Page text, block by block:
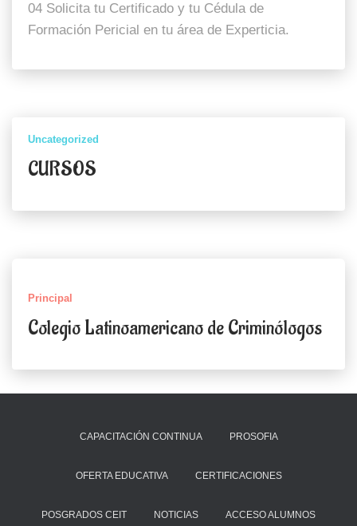
04 Solicita tu Certificado y tu Cédula de
Formación Pericial en tu área de Experticia.
Uncategorized
CURSOS
Principal
Colegio Latinoamericano de Criminólogos
CAPACITACIÓN CONTINUA PROSOFIA
OFERTA EDUCATIVA CERTIFICACIONES
POSGRADOS CEIT NOTICIAS ACCESO ALUMNOS